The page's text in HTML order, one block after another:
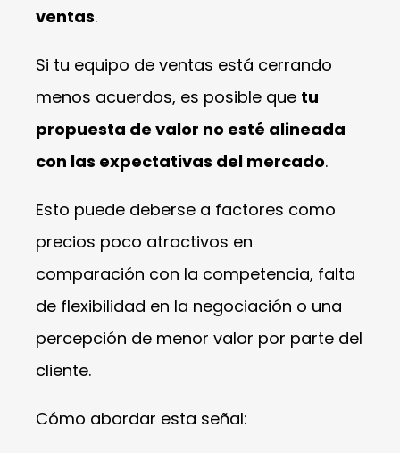
ventas.
Si tu equipo de ventas está cerrando
menos acuerdos, es posible que tu
propuesta de valor no esté alineada
con las expectativas del mercado.
Esto puede deberse a factores como
precios poco atractivos en
comparación con la competencia, falta
de flexibilidad en la negociación o una
percepción de menor valor por parte del
cliente.
Cómo abordar esta señal: